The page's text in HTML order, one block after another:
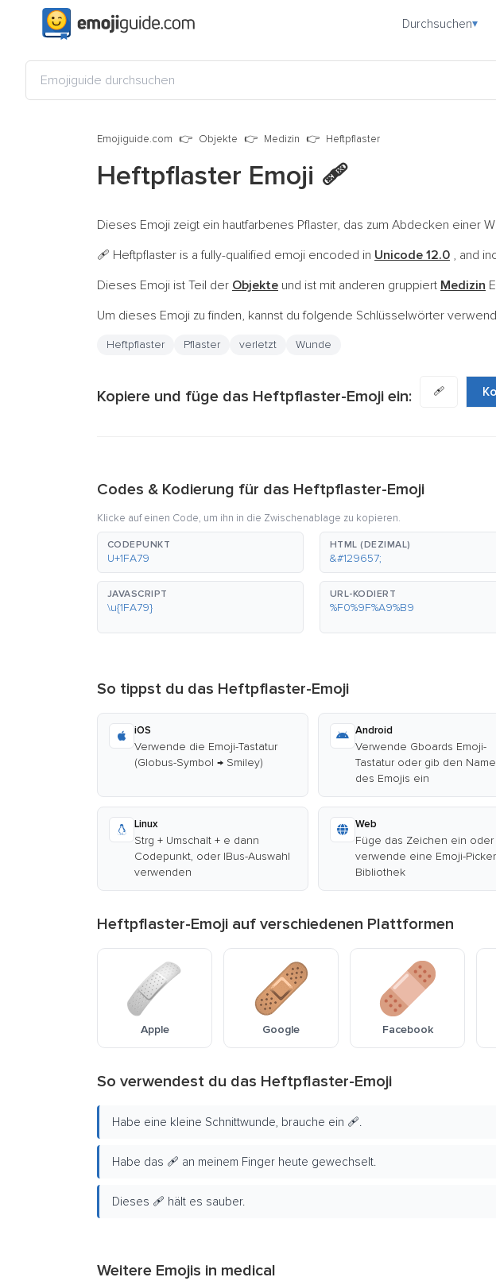
Durchsuchen▾
Emojiguide.com Objekte Medizin Heftpflaster
Heftpflaster Emoji 🩹
Dieses Emoji zeigt ein hautfarbenes Pflaster, das zum Abdecken einer
🩹 Heftpflaster is a fully-qualified emoji encoded in Unicode 12.0 , and
Dieses Emoji ist Teil der Objekte und ist mit anderen gruppiert Medizin
Um dieses Emoji zu finden, kannst du folgende Schlüsselwörter
Heftpflaster Pflaster verletzt Wunde
Kopiere und füge das Heftpflaster-Emoji ein: 🩹
Codes & Kodierung für das Heftpflaster-Emoji
Klicke auf einen Code, um ihn in die Zwischenablage zu kopieren.
CODEPUNKT
U+1FA79
HTML (DEZIMAL)
&#129657;
JAVASCRIPT
\u{1FA79}
URL-KODIERT
%F0%9F%A9%B9
So tippst du das Heftpflaster-Emoji
iOS
Verwende die Emoji-Tastatur
(Globus-Symbol → Smiley)
Android
Verwende Gboards Emoji-
Tastatur oder gib den
des Emojis ein
Linux
Strg + Umschalt + e dann
Codepunkt, oder IBus-Auswahl
verwenden
Web
Füge das Zeichen ein oder
verwende eine Emoji-
Bibliothek
Heftpflaster-Emoji auf verschiedenen Plattformen
Apple Google Facebook
So verwendest du das Heftpflaster-Emoji
Habe eine kleine Schnittwunde, brauche ein 🩹.
Habe das 🩹 an meinem Finger heute gewechselt.
Dieses 🩹 hält es sauber.
Weitere Emojis in medical